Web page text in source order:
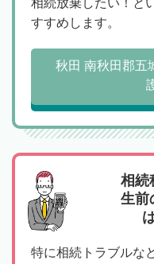
すすめします。
秋田 南秋田郡五
相続
生前
特に相続トラブルな